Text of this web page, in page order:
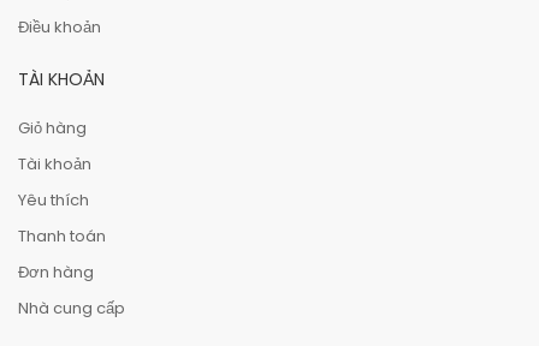
Điều khoản
TÀI KHOẢN
Giỏ hàng
Tài khoản
Yêu thích
Thanh toán
Đơn hàng
Nhà cung cấp